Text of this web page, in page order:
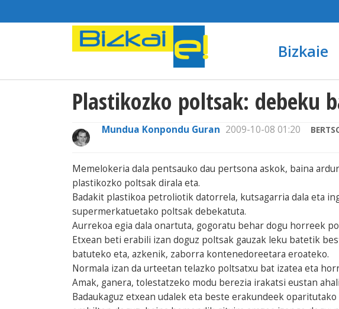
Bizkaie
Plastikozko poltsak: debeku
Mundua Konpondu Guran 2009-10-08 01:20
Memelokeria dala pentsauko dau pertsona askok, baina
plastikozko poltsak dirala eta.
Badakit plastikoa petroliotik datorrela, kutsagarria dala eta
supermerkatuetako poltsak debekatuta.
Aurrekoa egia dala onartuta, gogoratu behar dogu horreek
Etxean beti erabili izan doguz poltsak gauzak leku batetik
batuteko eta, azkenik, zaborra kontenedoreetara eroateko.
Normala izan da urteetan telazko poltsatxu bat izatea eta
Amak, ganera, tolestatzeko modu berezia irakatsi eustan
Badaukaguz etxean udalek eta beste erakundeek